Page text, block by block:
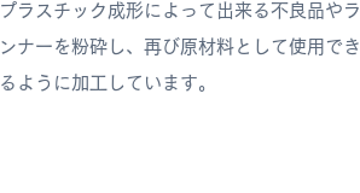
プラスチック成形によって出来る不良品やラ
ンナーを​粉砕し、再び原材料として使用でき
るように加工しています。